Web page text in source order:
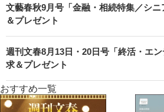
文藝春秋9月号「金融・相続特集／シ
＆プレゼント
週刊文春8月13日・20日号「終活・エ
求＆プレゼント
おすすめ一覧